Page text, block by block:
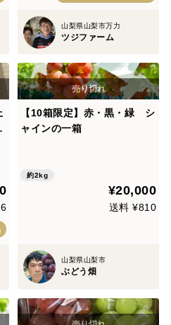
山梨県山梨市万力
ツジファーム
【10箱限定】赤・黒・緑 シ
ャインの一箱
約2kg
¥20,000
送料 ¥810
山梨県山梨市
ぶどう畑